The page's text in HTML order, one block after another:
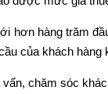
hơn hàng trăm
của khách hàng
chăm sóc